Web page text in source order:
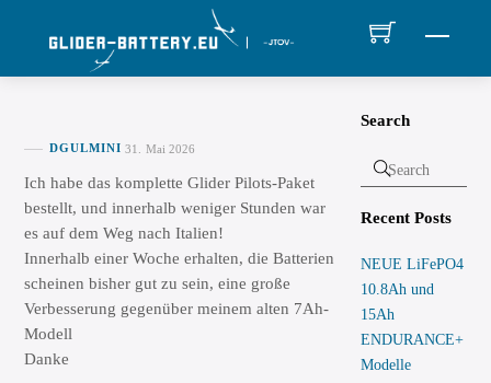
DGULMINI 31. Mai 2026
Ich habe das komplette Glider Pilots-Paket
bestellt, und innerhalb weniger Stunden war
es auf dem Weg nach Italien!
Innerhalb einer Woche erhalten, die Batterien
scheinen bisher gut zu sein, eine große
Verbesserung gegenüber meinem alten 7Ah-
Modell
Danke
Search
Recent Posts
NEUE LiFePO4
10.8Ah und
15Ah
ENDURANCE+
Modelle